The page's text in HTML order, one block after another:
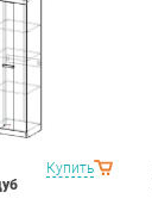
Купить